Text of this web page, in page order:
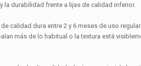
la durabilidad frente a lijas de calidad inferior.
calidad dura entre 2 y 6 meses de uso
más de lo habitual o la textura está